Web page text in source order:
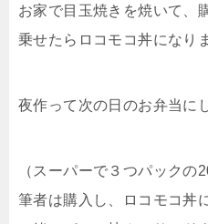
お家で目玉焼きを焼いて、
乗せたらロコモコ丼になり
夜作って次の日のお弁当に
（スーパーで３つパック
筆者は購入し、ロコモコ丼